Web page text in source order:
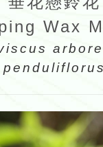
Wax
penduliflorus